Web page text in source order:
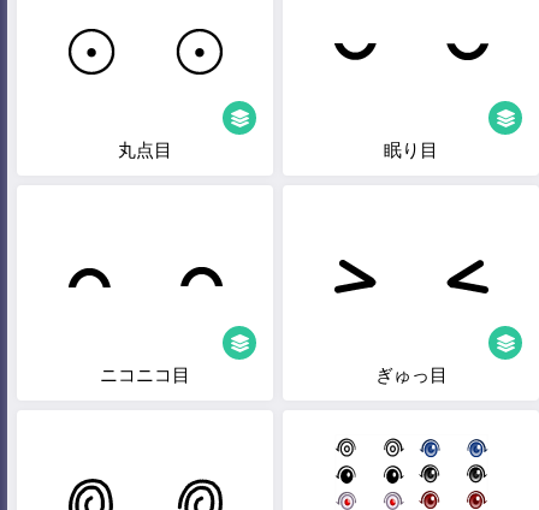
丸点目 眠り目
ニコニコ目 ぎゅっ目